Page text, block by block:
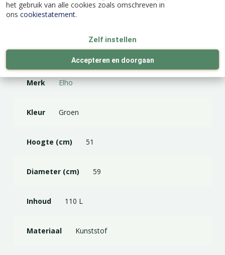
het gebruik van alle cookies zoals omschreven in
ons cookiestatement.
Zelf instellen
Accepteren en doorgaan
EAN code 8711904547639
Merk Elho
Kleur Groen
Hoogte (cm) 51
Diameter (cm) 59
Inhoud 110 L
Materiaal Kunststof